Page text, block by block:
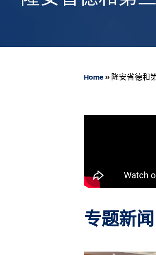
Home» 隆安省德和
专题新闻